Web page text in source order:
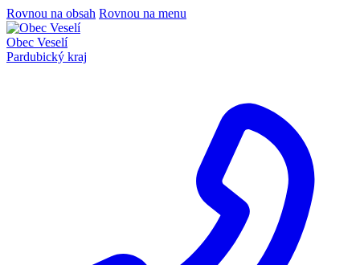
Rovnou na obsah Rovnou na menu
Obec Veselí
Pardubický kraj